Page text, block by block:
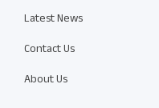
Latest News
Contact Us
About Us